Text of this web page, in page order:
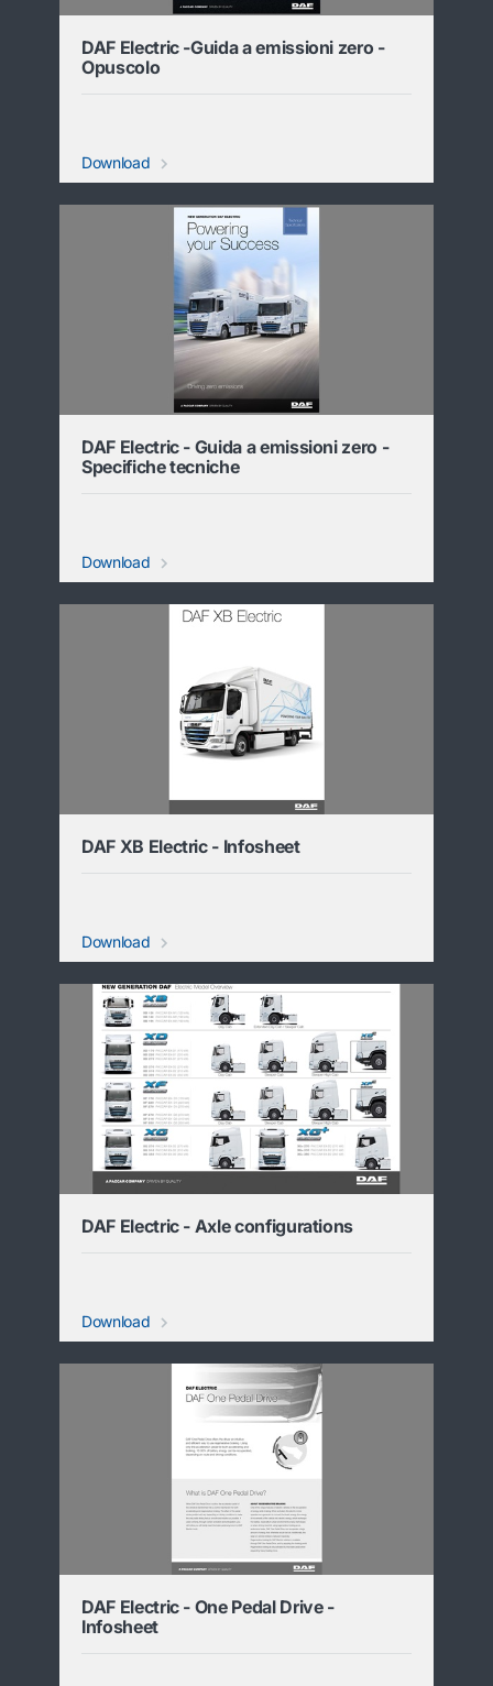
DAF Electric -Guida a emissioni zero -
Opuscolo
Download
DAF Electric - Guida a emissioni zero -
Specifiche tecniche
Download
DAF XB Electric - Infosheet
Download
DAF Electric - Axle configurations
Download
DAF Electric - One Pedal Drive -
Infosheet